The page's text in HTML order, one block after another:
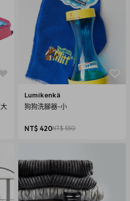
Lumikenkä
狗狗洗腳器-小
NT$ 420NT$ 550